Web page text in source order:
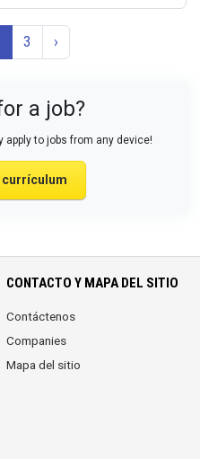
3 ›
a job?
apply to jobs from any device!
currículum
CONTACTO Y MAPA DEL SITIO
Contáctenos
Companies
Mapa del sitio